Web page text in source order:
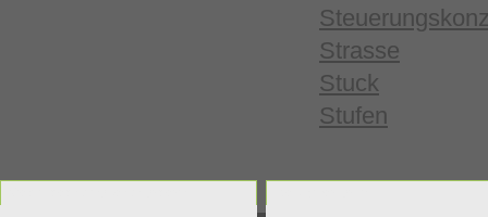
Strasse
Stuck
Stufen